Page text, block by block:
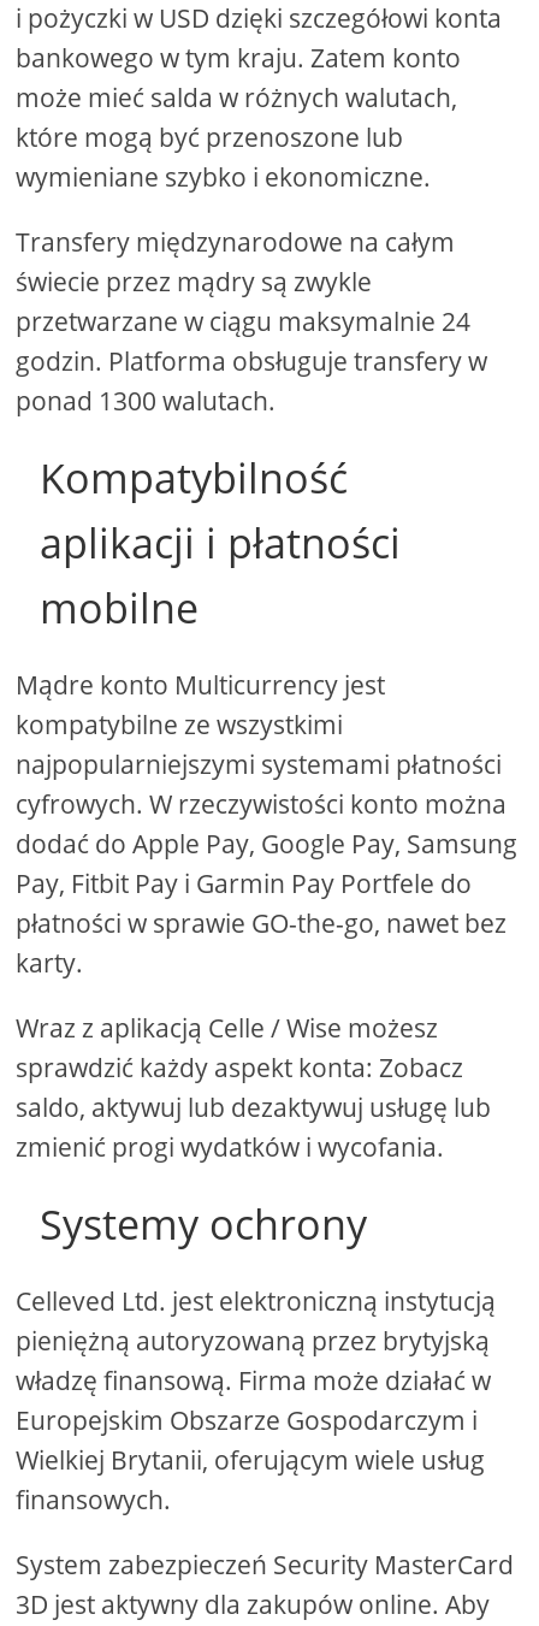
i pożyczki w USD dzięki szczegółowi konta
bankowego w tym kraju. Zatem konto
może mieć salda w różnych walutach,
które mogą być przenoszone lub
wymieniane szybko i ekonomiczne.
Transfery międzynarodowe na całym
świecie przez mądry są zwykle
przetwarzane w ciągu maksymalnie 24
godzin. Platforma obsługuje transfery w
ponad 1300 walutach.
Kompatybilność
aplikacji i płatności
mobilne
Mądre konto Multicurrency jest
kompatybilne ze wszystkimi
najpopularniejszymi systemami płatności
cyfrowych. W rzeczywistości konto można
dodać do Apple Pay, Google Pay, Samsung
Pay, Fitbit Pay i Garmin Pay Portfele do
płatności w sprawie GO-the-go, nawet bez
karty.
Wraz z aplikacją Celle / Wise możesz
sprawdzić każdy aspekt konta: Zobacz
saldo, aktywuj lub dezaktywuj usługę lub
zmienić progi wydatków i wycofania.
Systemy ochrony
Celleved Ltd. jest elektroniczną instytucją
pieniężną autoryzowaną przez brytyjską
władzę finansową. Firma może działać w
Europejskim Obszarze Gospodarczym i
Wielkiej Brytanii, oferującym wiele usług
finansowych.
System zabezpieczeń Security MasterCard
3D jest aktywny dla zakupów online. Aby